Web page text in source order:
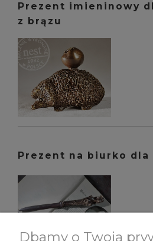
Prezent imieninowy
z brązu
Prezent na biurko
Dbamy o Twoją